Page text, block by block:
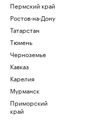
Пермский край
Ростов-на-Дону
Татарстан
Тюмень
Черноземье
Кавказ
Карелия
Мурманск
Приморский
край